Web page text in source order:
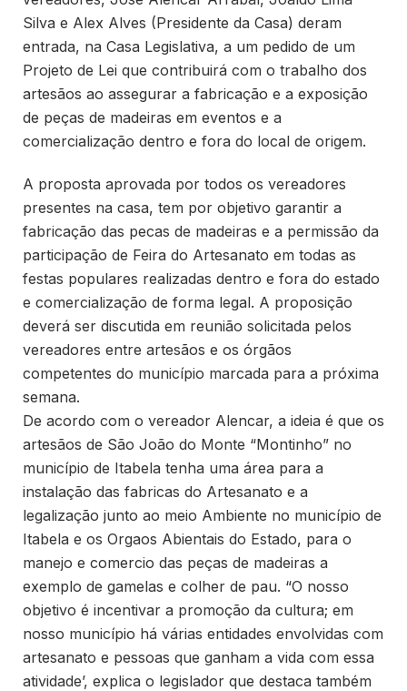
Silva e Alex Alves (Presidente da Casa) deram
entrada, na Casa Legislativa, a um pedido de um
Projeto de Lei que contribuirá com o trabalho dos
artesãos ao assegurar a fabricação e a exposição
de peças de madeiras em eventos e a
comercialização dentro e fora do local de origem.
A proposta aprovada por todos os vereadores
presentes na casa, tem por objetivo garantir a
fabricação das pecas de madeiras e a permissão da
participação de Feira do Artesanato em todas as
festas populares realizadas dentro e fora do estado
e comercialização de forma legal. A proposição
deverá ser discutida em reunião solicitada pelos
vereadores entre artesãos e os órgãos
competentes do município marcada para a próxima
semana.
De acordo com o vereador Alencar, a ideia é que os
artesãos de São João do Monte “Montinho” no
município de Itabela tenha uma área para a
instalação das fabricas do Artesanato e a
legalização junto ao meio Ambiente no município de
Itabela e os Orgaos Abientais do Estado, para o
manejo e comercio das peças de madeiras a
exemplo de gamelas e colher de pau. “O nosso
objetivo é incentivar a promoção da cultura; em
nosso município há várias entidades envolvidas com
artesanato e pessoas que ganham a vida com essa
atividade’, explica o legislador que destaca também